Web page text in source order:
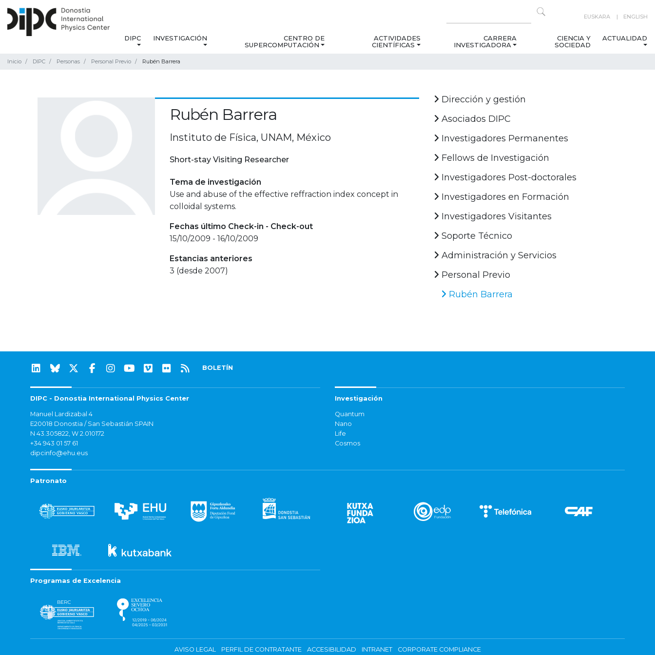
EUSKARA ENGLISH
DIPC INVESTIGACIÓN
CENTRO DE
SUPERCOMPUTACIÓN
ACTIVIDADES
CIENTÍFICAS
CARRERA
INVESTIGADORA
CIENCIA Y
SOCIEDAD
ACTUALIDAD
Inicio DIPC Personas Personal Previo Rubén Barrera
Rubén Barrera
Instituto de Física, UNAM, México
Short-stay Visiting Researcher
Tema de investigación
Use and abuse of the effective reffraction index concept in
colloidal systems.
Fechas último Check-in - Check-out
15/10/2009 - 16/10/2009
Estancias anteriores
3 (desde 2007)
Dirección y gestión
Asociados DIPC
Investigadores Permanentes
Fellows de Investigación
Investigadores Post-doctorales
Investigadores en Formación
Investigadores Visitantes
Soporte Técnico
Administración y Servicios
Personal Previo
Rubén Barrera
BOLETÍN
DIPC - Donostia International Physics Center
Manuel Lardizabal 4
E20018 Donostia / San Sebastián SPAIN
N 43.305822, W 2.010172
+34 943 01 57 61
dipcinfo@ehu.eus
Investigación
Quantum
Nano
Life
Cosmos
Patronato
Programas de Excelencia
AVISO LEGAL PERFIL DE CONTRATANTE ACCESIBILIDAD INTRANET CORPORATE COMPLIANCE